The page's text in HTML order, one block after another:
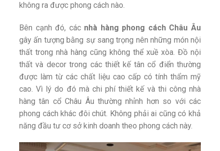
không ra được phong cách nào.
Bên cạnh đó, các nhà hàng phong cách Châu Âu
gây ấn tượng bằng sự sang trọng nên những món nội
thất trong nhà hàng cũng không thể xuề xòa. Đồ nội
thất và decor trong các thiết kế tân cổ điển thường
được làm từ các chất liệu cao cấp có tính thẩm mỹ
cao. Vì lý do đó mà chi phí thiết kế và thi công nhà
hàng tân cổ Châu Âu thường nhỉnh hơn so với các
phong cách khác đôi chút. Không phải ai cũng có khả
năng đầu tư cơ sở kinh doanh theo phong cách này.